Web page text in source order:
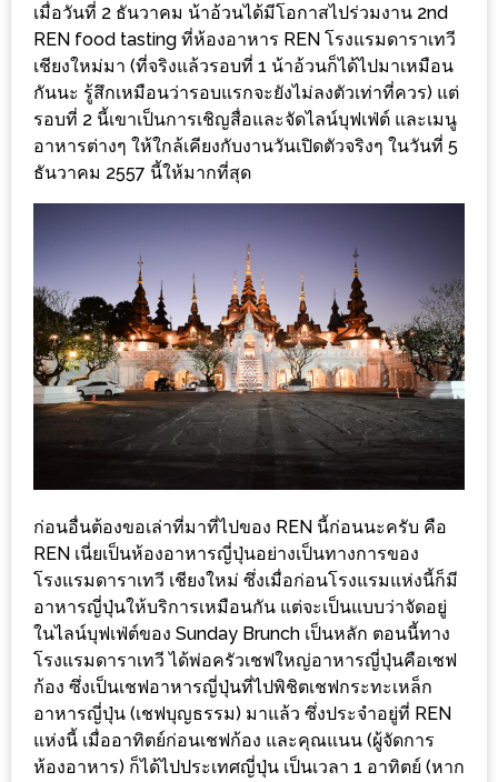
10
ร้าน
พ่อ
ค้า
แซ่บ
แม่ค้า
เสน่ห์
ของ
เชียงใหม่
ที่
ต้อง
ลอง
16
ร้าน
อร่อย
ที่
ต้อง
มา
ลอง
ถนน
เมื่อวันที่ 2 ธันวาคม น้าอ้วนได้มีโอกาสไปร่วมงาน 2nd
REN food tasting ที่ห้องอาหาร REN โรงแรมดาราเทวี
เชียงใหม่มา (ที่จริงแล้วรอบที่ 1 น้าอ้วนก็ได้ไปมาเหมือน
กันนะ รู้สึกเหมือนว่ารอบแรกจะยังไม่ลงตัวเท่าที่ควร) แต่
รอบที่ 2 นี้เขาเป็นการเชิญสื่อและจัดไลน์บุฟเฟ่ต์ และเมนู
อาหารต่างๆ ให้ใกล้เคียงกับงานวันเปิดตัวจริงๆ ในวันที่ 5
ธันวาคม 2557 นี้ให้มากที่สุด
ก่อนอื่นต้องขอเล่าที่มาที่ไปของ REN นี้ก่อนนะครับ คือ
REN เนี่ยเป็นห้องอาหารญี่ปุ่นอย่างเป็นทางการของ
โรงแรมดาราเทวี เชียงใหม่ ซึ่งเมื่อก่อนโรงแรมแห่งนี้ก็มี
อาหารญี่ปุ่นให้บริการเหมือนกัน แต่จะเป็นแบบว่าจัดอยู่
ในไลน์บุฟเฟ่ต์ของ Sunday Brunch เป็นหลัก ตอนนี้ทาง
โรงแรมดาราเทวี ได้พ่อครัวเชฟใหญ่อาหารญี่ปุ่นคือเชฟ
ก้อง ซึ่งเป็นเชฟอาหารญี่ปุ่นที่ไปพิชิตเชฟกระทะเหล็ก
อาหารญี่ปุ่น (เชฟบุญธรรม) มาแล้ว ซึ่งประจำอยู่ที่ REN
แห่งนี้ เมื่ออาทิตย์ก่อนเชฟก้อง และคุณแนน (ผู้จัดการ
ห้องอาหาร) ก็ได้ไปประเทศญี่ปุ่น เป็นเวลา 1 อาทิตย์ (หาก